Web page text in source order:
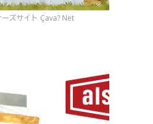
ズサイト Çava? Net